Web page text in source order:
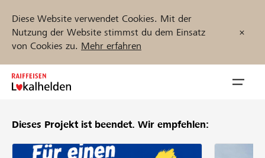
Diese Website verwendet Cookies. Mit der
Nutzung der Website stimmst du dem Einsatz
von Cookies zu. Mehr erfahren
Zum
Inhalt
Dieses Projekt ist beendet. Wir empfehlen: